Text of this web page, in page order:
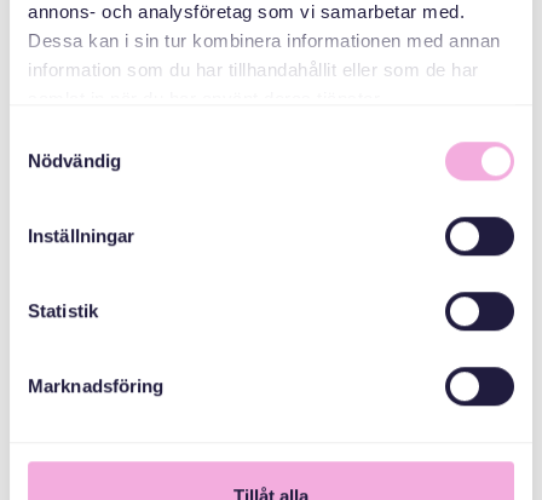
annons- och analysföretag som vi samarbetar med.
Dessa kan i sin tur kombinera informationen med annan
information som du har tillhandahållit eller som de har
Nödvändig
Inställningar
Statistik
Marknadsföring
Tillåt alla
Allmänna